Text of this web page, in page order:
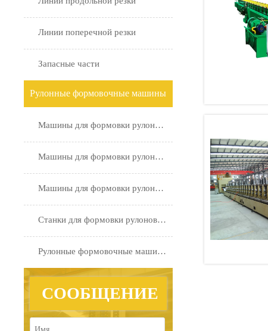
Линии поперечной резки
Запасные части
Рулонные формовочные машины
Машины для формовки рулонных ограждений
Машины для формовки рулонов C Purlin и Z Purlin
Машины для формовки рулонов для энергетики
Станки для формовки рулонов для автомобильной промышленности
Рулонные формовочные машины на заказ
СООБЩЕНИЕ